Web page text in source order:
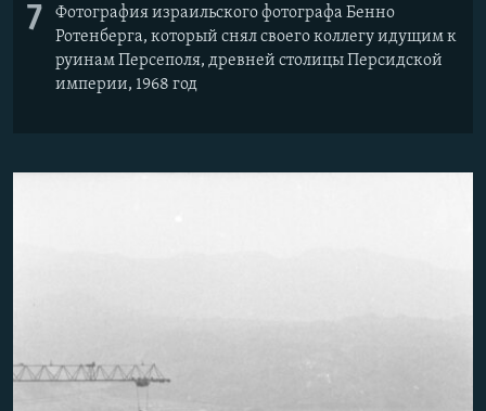
7
Фотография израильского фотографа Бенно
Ротенберга, который снял своего коллегу идущим к
руинам Персеполя, древней столицы Персидской
империи, 1968 год